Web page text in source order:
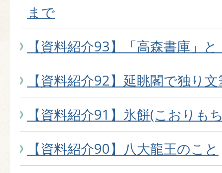
まで
【資料紹介93】「高森書庫」
【資料紹介92】延眺閣で独り
【資料紹介91】氷餅(こおりも
【資料紹介90】八大龍王のこと